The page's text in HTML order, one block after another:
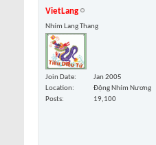
VietLang
Nhím Lang Thang
Join Date
Jan 2005
Location
Động Nhím Nương
Posts
19,100